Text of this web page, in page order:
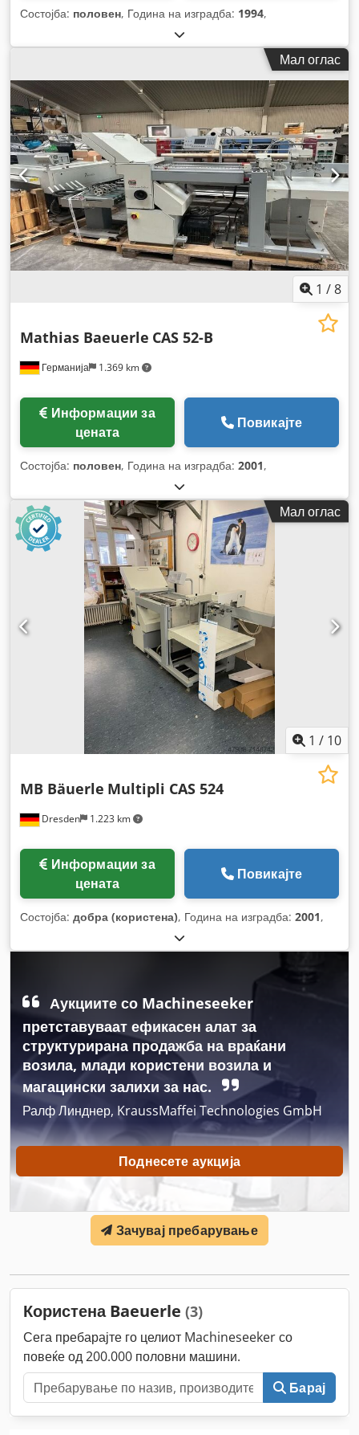
Состојба: половен, Година на изградба: 1994,
Мал оглас
1 /8
Германија 1.369 km
Mathias Baeuerle CAS 52-B
цената
Повикајте
Состојба: половен, Година на изградба: 2001,
Мал оглас
1 / 10
Dresden 1.223 km
MB Bäuerle Multipli CAS 524
цената
Повикајте
Состојба: добра (користена), Година на изградба: 2001,
Аукциите со Machineseeker
претставуваат ефикасен алат за
структурирана продажба на враќани
возила, млади користени возила и
магацински залихи за нас.
Ралф Линднер, KraussMaffei Technologies GmbH
Поднесете аукција
Зачувај пребарување
Користена Baeuerle (3)
Сега пребарајте го целиот Machineseeker со
повеќе од 200.000 половни машини.
Барај